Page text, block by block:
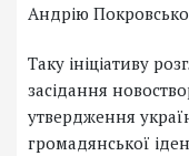
Андрію
Таку ініціативу
засідання
утвердження
громадянської